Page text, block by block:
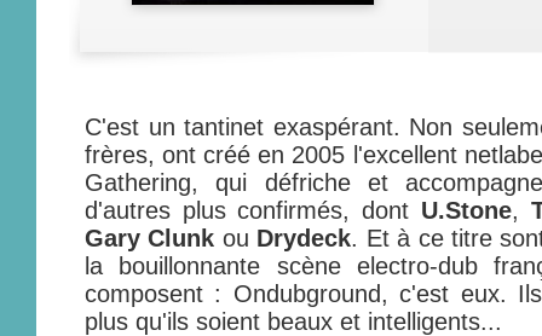
C'est un tantinet exaspérant. Non
frères, ont créé en 2005 l'excellent
Gathering, qui défriche et
d'autres plus confirmés, dont U.Stone,
Gary Clunk ou Drydeck. Et à ce titre
la bouillonnante scène electro-dub
composent : Ondubground, c'est eux.
plus qu'ils soient beaux et intelligents...